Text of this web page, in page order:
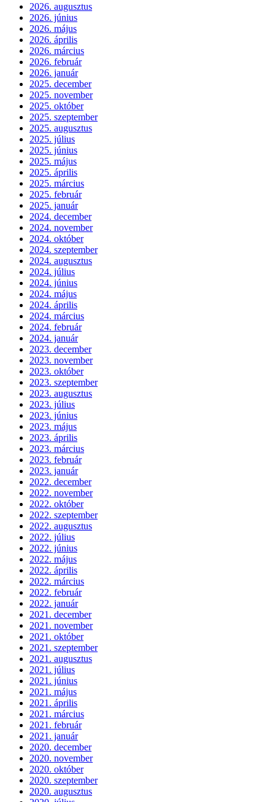
2026. augusztus
2026. június
2026. május
2026. április
2026. március
2026. február
2026. január
2025. december
2025. november
2025. október
2025. szeptember
2025. augusztus
2025. július
2025. június
2025. május
2025. április
2025. március
2025. február
2025. január
2024. december
2024. november
2024. október
2024. szeptember
2024. augusztus
2024. július
2024. június
2024. május
2024. április
2024. március
2024. február
2024. január
2023. december
2023. november
2023. október
2023. szeptember
2023. augusztus
2023. július
2023. június
2023. május
2023. április
2023. március
2023. február
2023. január
2022. december
2022. november
2022. október
2022. szeptember
2022. augusztus
2022. július
2022. június
2022. május
2022. április
2022. március
2022. február
2022. január
2021. december
2021. november
2021. október
2021. szeptember
2021. augusztus
2021. július
2021. június
2021. május
2021. április
2021. március
2021. február
2021. január
2020. december
2020. november
2020. október
2020. szeptember
2020. augusztus